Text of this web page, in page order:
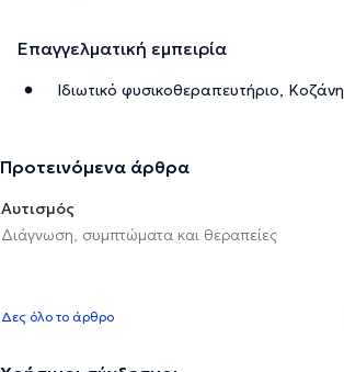
Επαγγελματική εμπειρία
Ιδιωτικό φυσικοθεραπευτήριο, Κοζάνη
Προτεινόμενα άρθρα
Αυτισμός
Διάγνωση, συμπτώματα και θεραπείες
Δες όλο το άρθρο